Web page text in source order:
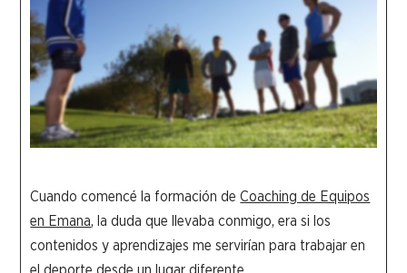
Cuando comencé la formación deCoaching de Equipos
en Emana, la duda que llevaba conmigo, era si los
contenidos y aprendizajes me servirían para trabajar en